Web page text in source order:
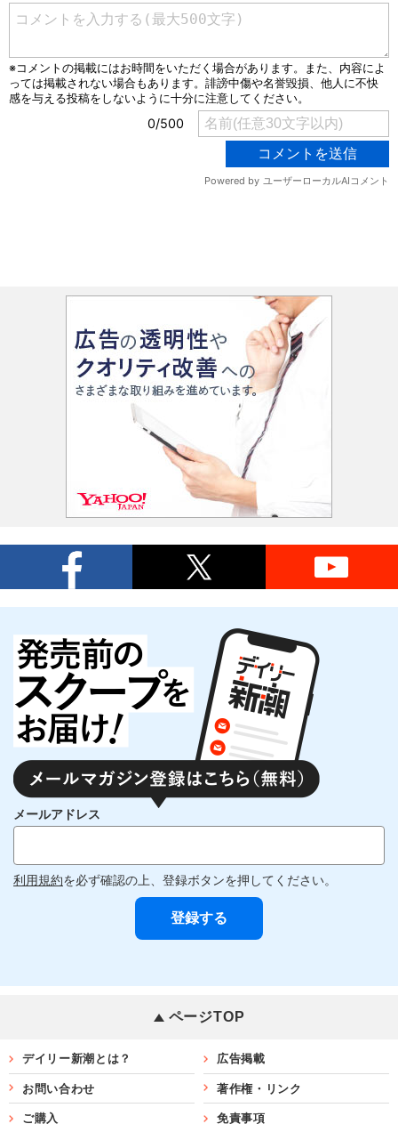
メールアドレス
利用規約を必ず確認の上、登録ボタンを押してください。
ページTOP
デイリー新潮とは？ 広告掲載
お問い合わせ 著作権・リンク
ご購入 免責事項